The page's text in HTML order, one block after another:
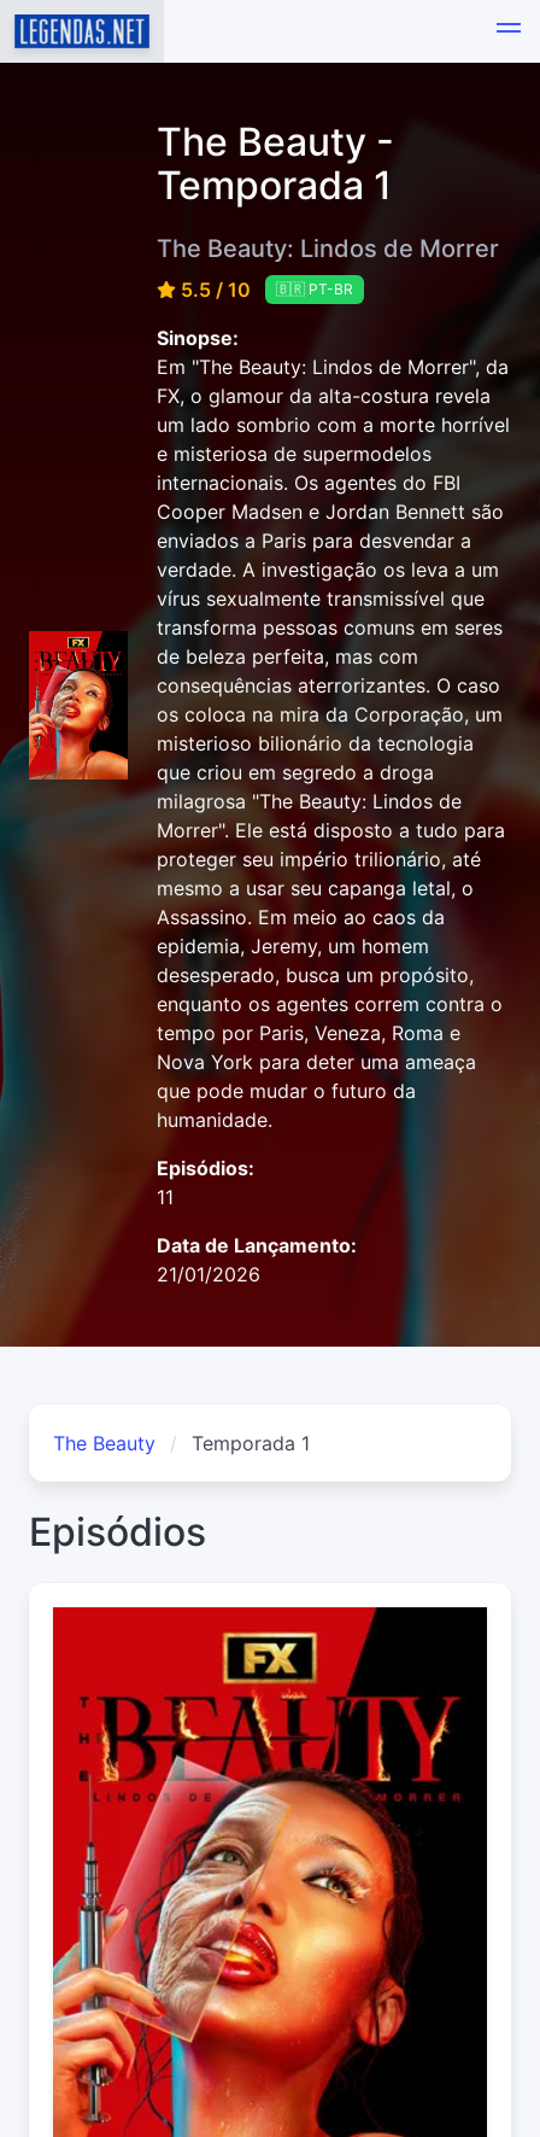
The Beauty -
Temporada 1
The Beauty: Lindos de Morrer
5.5 / 10 🇧🇷 PT-BR
Sinopse:
Em "The Beauty: Lindos de Morrer", da
FX, o glamour da alta-costura revela
um lado sombrio com a morte horrível
e misteriosa de supermodelos
internacionais. Os agentes do FBI
Cooper Madsen e Jordan Bennett são
enviados a Paris para desvendar a
verdade. A investigação os leva a um
vírus sexualmente transmissível que
transforma pessoas comuns em seres
de beleza perfeita, mas com
consequências aterrorizantes. O caso
os coloca na mira da Corporação, um
misterioso bilionário da tecnologia
que criou em segredo a droga
milagrosa "The Beauty: Lindos de
Morrer". Ele está disposto a tudo para
proteger seu império trilionário, até
mesmo a usar seu capanga letal, o
Assassino. Em meio ao caos da
epidemia, Jeremy, um homem
desesperado, busca um propósito,
enquanto os agentes correm contra o
tempo por Paris, Veneza, Roma e
Nova York para deter uma ameaça
que pode mudar o futuro da
humanidade.
Episódios:
11
Data de Lançamento:
21/01/2026
The Beauty Temporada 1
Episódios